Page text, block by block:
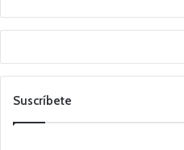
Suscríbete